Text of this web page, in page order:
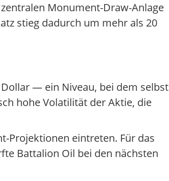
Monument-Draw-Anlage
stieg dadurch um mehr als 20
— ein Niveau, bei dem selbst
hohe Volatilität der Aktie, die
Projektionen eintreten. Für das
Battalion Oil bei den nächsten